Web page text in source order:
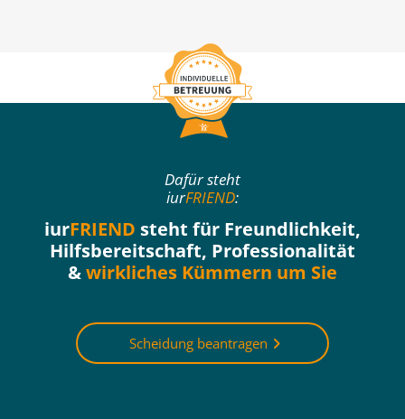
Dafür steht
iurFRIEND:
iurFRIEND steht für Freundlichkeit,
Hilfsbereitschaft, Professionalität
&wirkliches Kümmern um Sie
Scheidung beantragen